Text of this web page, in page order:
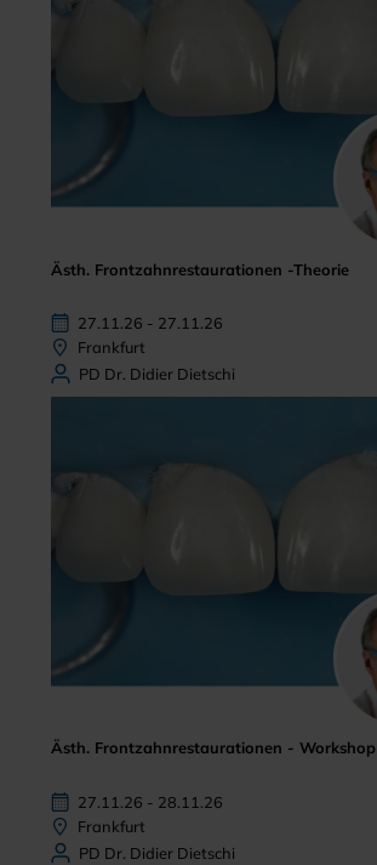
Ästh. Frontzahnrestaurationen -Theorie
27.11.26 - 27.11.26
Frankfurt
PD Dr. Didier Dietschi
Ästh. Frontzahnrestaurationen - Workshop
27.11.26 - 28.11.26
Frankfurt
PD Dr. Didier Dietschi